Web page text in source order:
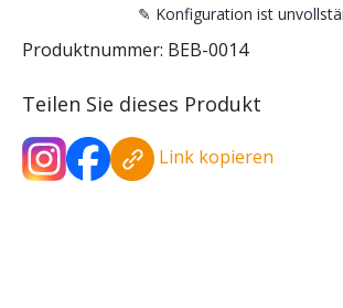
✎ Konfiguration ist
Produktnummer: BEB-0014
Teilen Sie dieses Produkt
Link kopieren